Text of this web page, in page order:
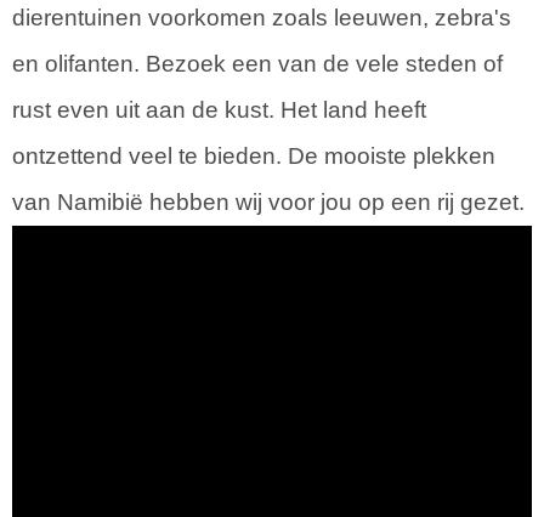
dierentuinen voorkomen zoals leeuwen, zebra's
en olifanten. Bezoek een van de vele steden of
rust even uit aan de kust. Het land heeft
ontzettend veel te bieden. De mooiste plekken
van Namibië hebben wij voor jou op een rij gezet.